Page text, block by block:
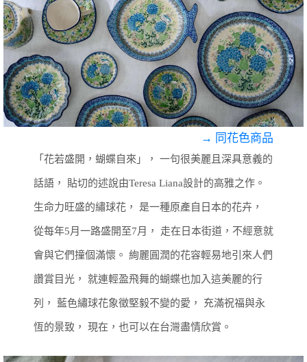
→ 同花色商品
「花若盛開，蝴蝶自來」， 一句很美麗且深具意義的
話語， 貼切的述說由Teresa Liana設計的高雅之作。
生命力旺盛的繡球花， 是一種原產自日本的花卉，
從每年5月一路盛開至7月， 走在日本街道，不經意就
會與它們撞個滿懷。 絢麗圓潤的花容輕易地引來人們
讚賞目光， 就連輕盈飛舞的蝴蝶也加入這美麗的行
列， 藍色繡球花象徵堅毅不變的愛， 充滿祝福與永
恆的景致， 現在，也可以在台灣盡情欣賞。